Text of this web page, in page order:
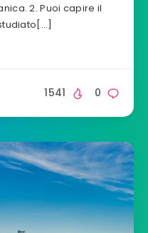
2. Puoi capire il
0
1541